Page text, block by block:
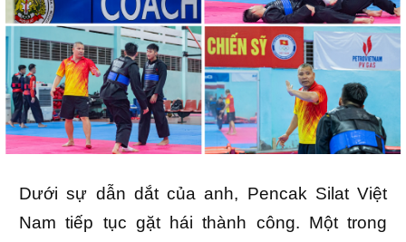
Dưới sự dẫn dắt của anh, Pencak Silat Việt
Nam tiếp tục gặt hái thành công. Một trong